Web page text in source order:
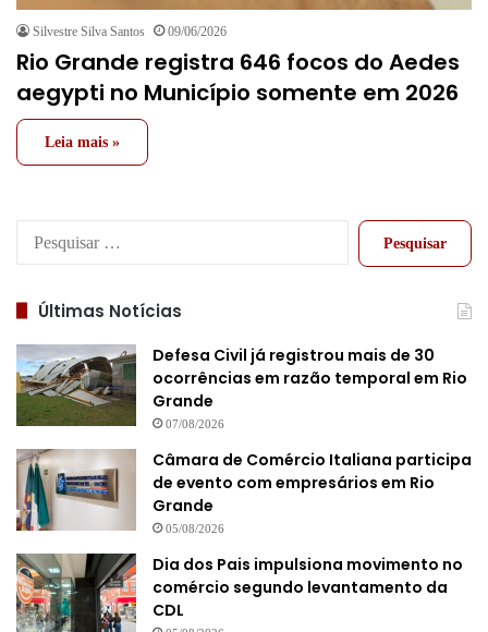
Silvestre Silva Santos 09/06/2026
Rio Grande registra 646 focos do Aedes
aegypti no Município somente em 2026
Leia mais »
Pesquisar
Últimas Notícias
Defesa Civil já registrou mais de 30
ocorrências em razão temporal em Rio
Grande
07/08/2026
Câmara de Comércio Italiana participa
de evento com empresários em Rio
Grande
05/08/2026
Dia dos Pais impulsiona movimento no
comércio segundo levantamento da
CDL